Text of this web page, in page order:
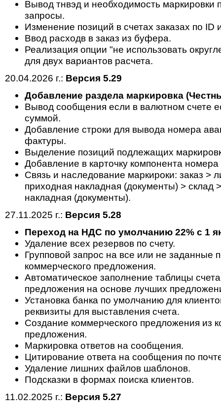
Вывод тнвэд и необходимость маркировки
запросы.
Изменение позиций в счетах заказах по ID
Ввод расходв в заказ из буфера.
Реализация опции "не использовать
для двух вариантов расчета.
20.04.2026 г.: Версия 5.29
Добавление раздела маркировка
Вывод сообщения если в валютном счете
суммой.
Добавление строки для вывода номера
фактуры.
Выделение позиций подлежащих
Добавление в карточку компонента
Cвязь и наследование маркироки: заказ >
приходная накладная (документы) > склад
накладная (документы).
27.11.2025 г.: Версия 5.28
Переход на НДС по умолчанию 22% с 1
Удаление всех резервов по счету.
Групповой запрос на все или не заданные
коммерческого предложения.
Автоматическое заполнение таблицы
предложения на основе лучших
Установка банка по умолчанию для
реквизиты для выставления счета.
Создание коммерческого предложения из
предложения.
Маркировка ответов на сообщения.
Цитирование ответа на сообщения по
Удаление лишних файлов шаблонов.
Подсказки в формах поиска клиентов.
11.02.2025 г.: Версия 5.27